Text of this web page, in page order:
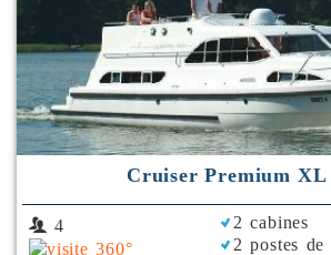
Cruiser Premium XL
4
2 cabines
2 postes de